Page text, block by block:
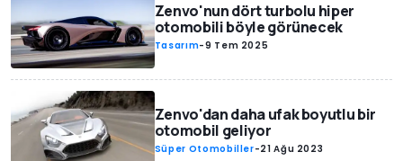
Zenvo'nun dört turbolu hiper
otomobili böyle görünecek
Tasarım-9 Tem 2025
Zenvo'dan daha ufak boyutlu bir
otomobil geliyor
Süper Otomobiller-21 Ağu 2023